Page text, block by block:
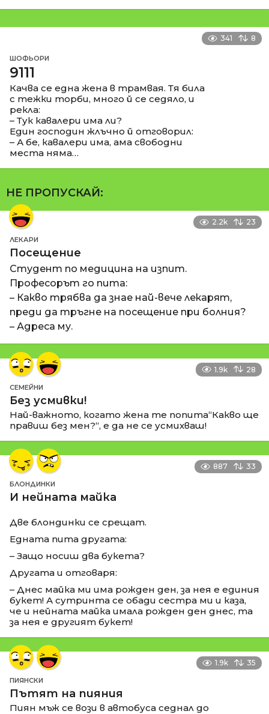
341 8
ШОФЬОРИ
9111
Качва се една жена в трамвая. Тя била
с тежки торби, много й се седяло, и
рекла:
– Тук кавалери има ли?
Един господин жлъчно й отговорил:
– А бе, кавалери има, ама свободни
места няма…
НЕ ПРОПУСКАЙ:
2.2k 23
ЛЕКАРИ
Посещение
Студент по медицина на изпит.
Професорът го пита:
– Какво трябва да знае най-вече лекарят,
преди да тръгне на посещение при болния?
– Адреса му.
1.9k 28
СЕМЕЙНИ
Без усмивки!
Най-важното, когато жена те попита“Какво ще
правиш без мен?“, е да не се усмихваш!
887 33
БЛОНДИНКИ
И нейната майка
Две блондинки се срещат.
Едната пита другата:
– Защо носиш два букета?
Другата и отговаря:
– Днес майка ми има рожден ден, за нея е единия
букет! А сутринта се обади сестра ми и каза,
че и нейната майка имала рожден ден днес, та
за нея е другият букет!
1.9k 35
ПИЯНСКИ
Пътят на пияния
Пиян мъж се вози в автобуса седнал до